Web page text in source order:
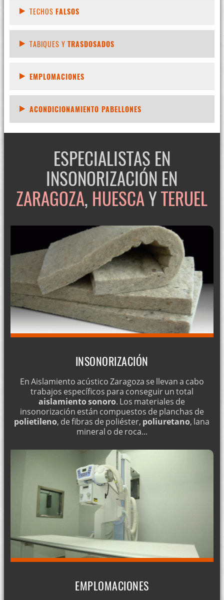
TECHOS FALSOS
TABIQUES Y TRASDOSADOS
EMPLOMACIONES
ACONDICIONAMIENTO PABELLONES
ESPECIALISTAS EN
INSONORIZACIÓN EN
ZARAGOZA, HUESCAYTERUEL
INSONORIZACIÓN
En Aislamiento acústico Zaragoza se llevan a cabo
trabajos específicos para conseguir un total
aislamiento sonoro. Los materiales de
insonorización están compuestos de planchas de
polietileno, de fibras de poliéster, poliuretano, lana
mineral o de roca...
EMPLOMACIONES